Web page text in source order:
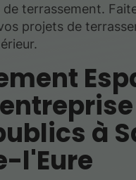
terrassement.
projets de
à
l'Eure